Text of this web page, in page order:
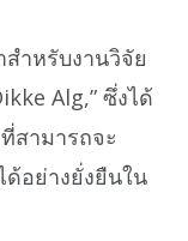
ำหรับงานวิจัย
Alg,” ซึ่งได้
สามารถจะ
อย่างยั่งยืนใน